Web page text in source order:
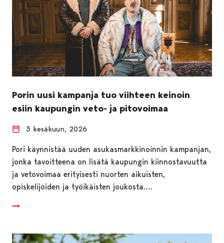
Porin uusi kampanja tuo viihteen keinoin
esiin kaupungin veto- ja pitovoimaa
3 kesäkuun, 2026
Pori käynnistää uuden asukasmarkkinoinnin kampanjan,
jonka tavoitteena on lisätä kaupungin kiinnostavuutta
ja vetovoimaa erityisesti nuorten aikuisten,
opiskelijoiden ja työikäisten joukosta.…